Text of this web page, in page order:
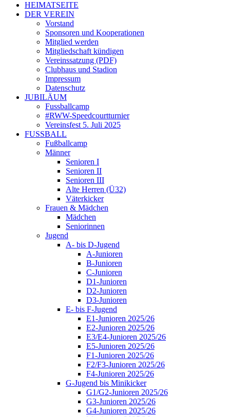
HEIMATSEITE
DER VEREIN
Vorstand
Sponsoren und Kooperationen
Mitglied werden
Mitgliedschaft kündigen
Vereinssatzung (PDF)
Clubhaus und Stadion
Impressum
Datenschutz
JUBILÄUM
Fussballcamp
#RWW-Speedcourtturnier
Vereinsfest 5. Juli 2025
FUSSBALL
Fußballcamp
Männer
Senioren I
Senioren II
Senioren III
Alte Herren (Ü32)
Väterkicker
Frauen & Mädchen
Mädchen
Seniorinnen
Jugend
A- bis D-Jugend
A-Junioren
B-Junioren
C-Junioren
D1-Junioren
D2-Junioren
D3-Junioren
E- bis F-Jugend
E1-Junioren 2025/26
E2-Junioren 2025/26
E3/E4-Junioren 2025/26
E5-Junioren 2025/26
F1-Junioren 2025/26
F2/F3-Junioren 2025/26
F4-Junioren 2025/26
G-Jugend bis Minikicker
G1/G2-Junioren 2025/26
G3-Junioren 2025/26
G4-Junioren 2025/26